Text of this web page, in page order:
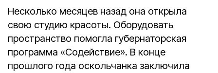
Несколько месяцев назад она открыла
свою студию красоты. Оборудовать
пространство помогла губернаторская
программа «Содействие». В конце
прошлого года оскольчанка заключила